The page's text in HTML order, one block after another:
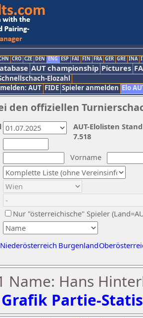
CRO CZE DEN ENG ESP FAI FIN FRA GER GRE INA
AUT championship Pictures
Elozahl
AUT FIDE Spieler anmelden Elo
den offiziellen
Vorname
Nur "österreichische" Spieler
Niederösterreich Burgenland
AUT-Elolisten
7.518
Name: Hans
Grafik Partie-